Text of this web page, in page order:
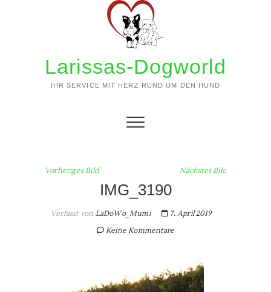
Larissas-Dogworld
IHR SERVICE MIT HERZ RUND UM DEN HUND
Vorheriges Bild Nächstes Bild
IMG_3190
Verfasst von LaDoWo_Mumi
7. April 2019
Keine Kommentare